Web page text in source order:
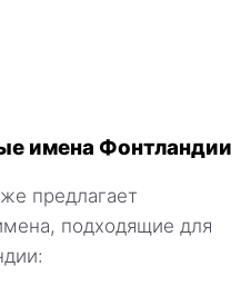
имена Фонтландии
предлагает
подходящие для